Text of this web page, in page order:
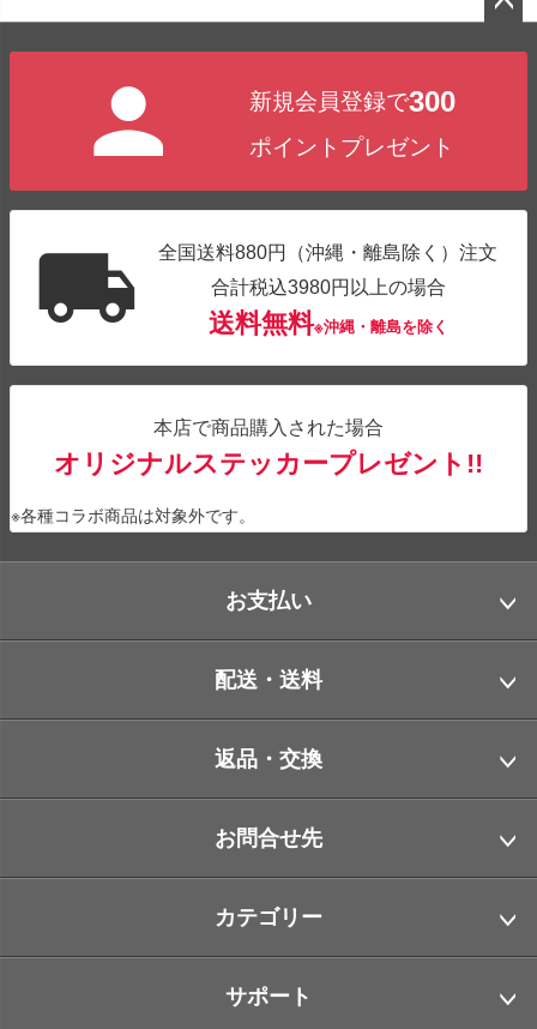
新規会員登録で300
ポイントプレゼント
全国送料880円（沖縄・離島除く）注文
合計税込3980円以上の場合
送料無料※沖縄・離島を除く
本店で商品購入された場合
オリジナルステッカープレゼント!!
※各種コラボ商品は対象外です。
お支払い
配送・送料
返品・交換
お問合せ先
カテゴリー
サポート